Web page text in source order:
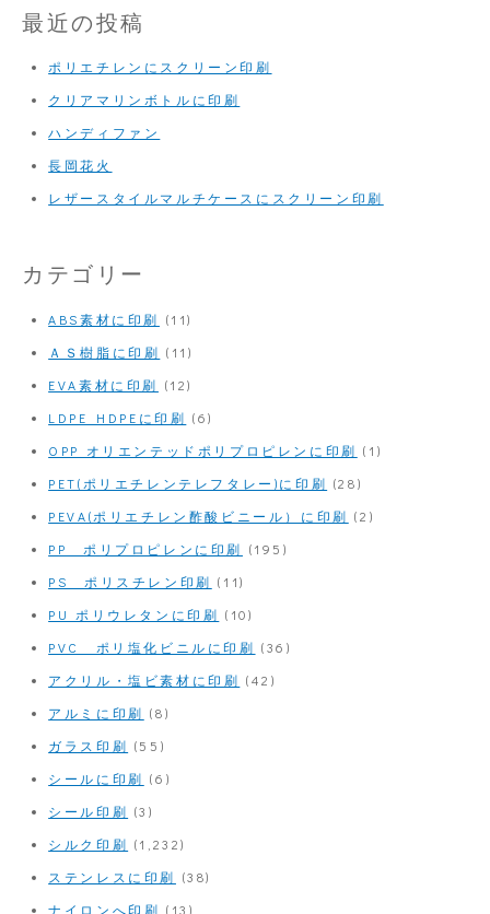
最近の投稿
ポリエチレンにスクリーン印刷
クリアマリンボトルに印刷
ハンディファン
長岡花火
レザースタイルマルチケースにスクリーン印刷
カテゴリー
ABS素材に印刷 (11)
ＡＳ樹脂に印刷 (11)
EVA素材に印刷 (12)
LDPE HDPEに印刷 (6)
OPP オリエンテッドポリプロピレンに印刷 (1)
PET(ポリエチレンテレフタレー)に印刷 (28)
PEVA(ポリエチレン酢酸ビニール）に印刷 (2)
PP ポリプロピレンに印刷 (195)
PS ポリスチレン印刷 (11)
PU ポリウレタンに印刷 (10)
PVC ポリ塩化ビニルに印刷 (36)
アクリル・塩ビ素材に印刷 (42)
アルミに印刷 (8)
ガラス印刷 (55)
シールに印刷 (6)
シール印刷 (3)
シルク印刷 (1,232)
ステンレスに印刷 (38)
ナイロンへ印刷 (13)